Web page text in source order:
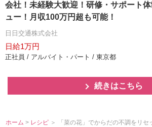
会社！未経験大歓迎！研修・サポート
ュー！月収100万円超も可能！
日日交通株式会社
日給1万円
正社員 / アルバイト・パート / 東京都
続きはこちら
ホーム > レシピ ＞ 「菜の花」でからだの不調をリセ